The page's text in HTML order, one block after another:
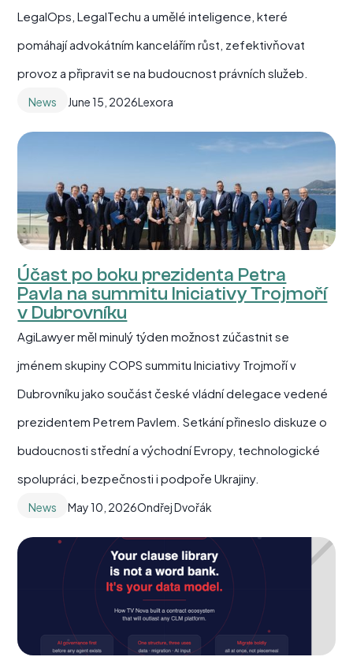
LegalOps, LegalTechu a umělé inteligence, které
pomáhají advokátním kancelářím růst, zefektivňovat
provoz a připravit se na budoucnost právních služeb.
News June 15, 2026Lexora
Účast po boku prezidenta Petra
Pavla na summitu Iniciativy Trojmoří
v Dubrovníku
AgiLawyer měl minulý týden možnost zúčastnit se
jménem skupiny COPS summitu Iniciativy Trojmoří v
Dubrovníku jako součást české vládní delegace vedené
prezidentem Petrem Pavlem. Setkání přineslo diskuze o
budoucnosti střední a východní Evropy, technologické
spolupráci, bezpečnosti i podpoře Ukrajiny.
News May 10, 2026Ondřej Dvořák